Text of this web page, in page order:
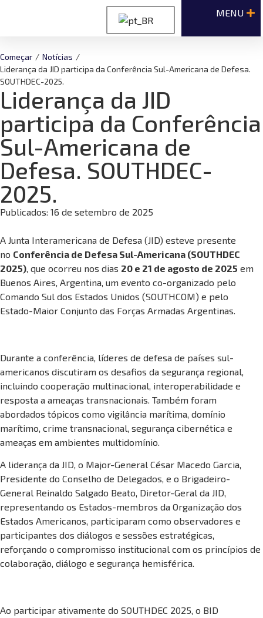
Começar / Notícias /
Liderança da JID participa da Conferência Sul-Americana de Defesa.
SOUTHDEC-2025.
Liderança da JID
participa da Conferência
Sul-Americana de
Defesa. SOUTHDEC-
2025.
Publicados: 16 de setembro de 2025
A Junta Interamericana de Defesa (JID) esteve presente
no Conferência de Defesa Sul-Americana (SOUTHDEC
2025), que ocorreu nos dias 20 e 21 de agosto de 2025 em
Buenos Aires, Argentina, um evento co-organizado pelo
Comando Sul dos Estados Unidos (SOUTHCOM) e pelo
Estado-Maior Conjunto das Forças Armadas Argentinas.
Durante a conferência, líderes de defesa de países sul-
americanos discutiram os desafios da segurança regional,
incluindo cooperação multinacional, interoperabilidade e
resposta a ameaças transnacionais. Também foram
abordados tópicos como vigilância marítima, domínio
marítimo, crime transnacional, segurança cibernética e
ameaças em ambientes multidomínio.
A liderança da JID, o Major-General César Macedo Garcia,
Presidente do Conselho de Delegados, e o Brigadeiro-
General Reinaldo Salgado Beato, Diretor-Geral da JID,
representando os Estados-membros da Organização dos
Estados Americanos, participaram como observadores e
participantes dos diálogos e sessões estratégicas,
reforçando o compromisso institucional com os princípios de
colaboração, diálogo e segurança hemisférica.
Ao participar ativamente do SOUTHDEC 2025, o BID